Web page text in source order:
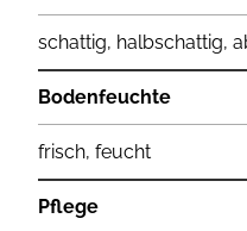
schattig, halbschattig,
Bodenfeuchte
frisch, feucht
Pflege